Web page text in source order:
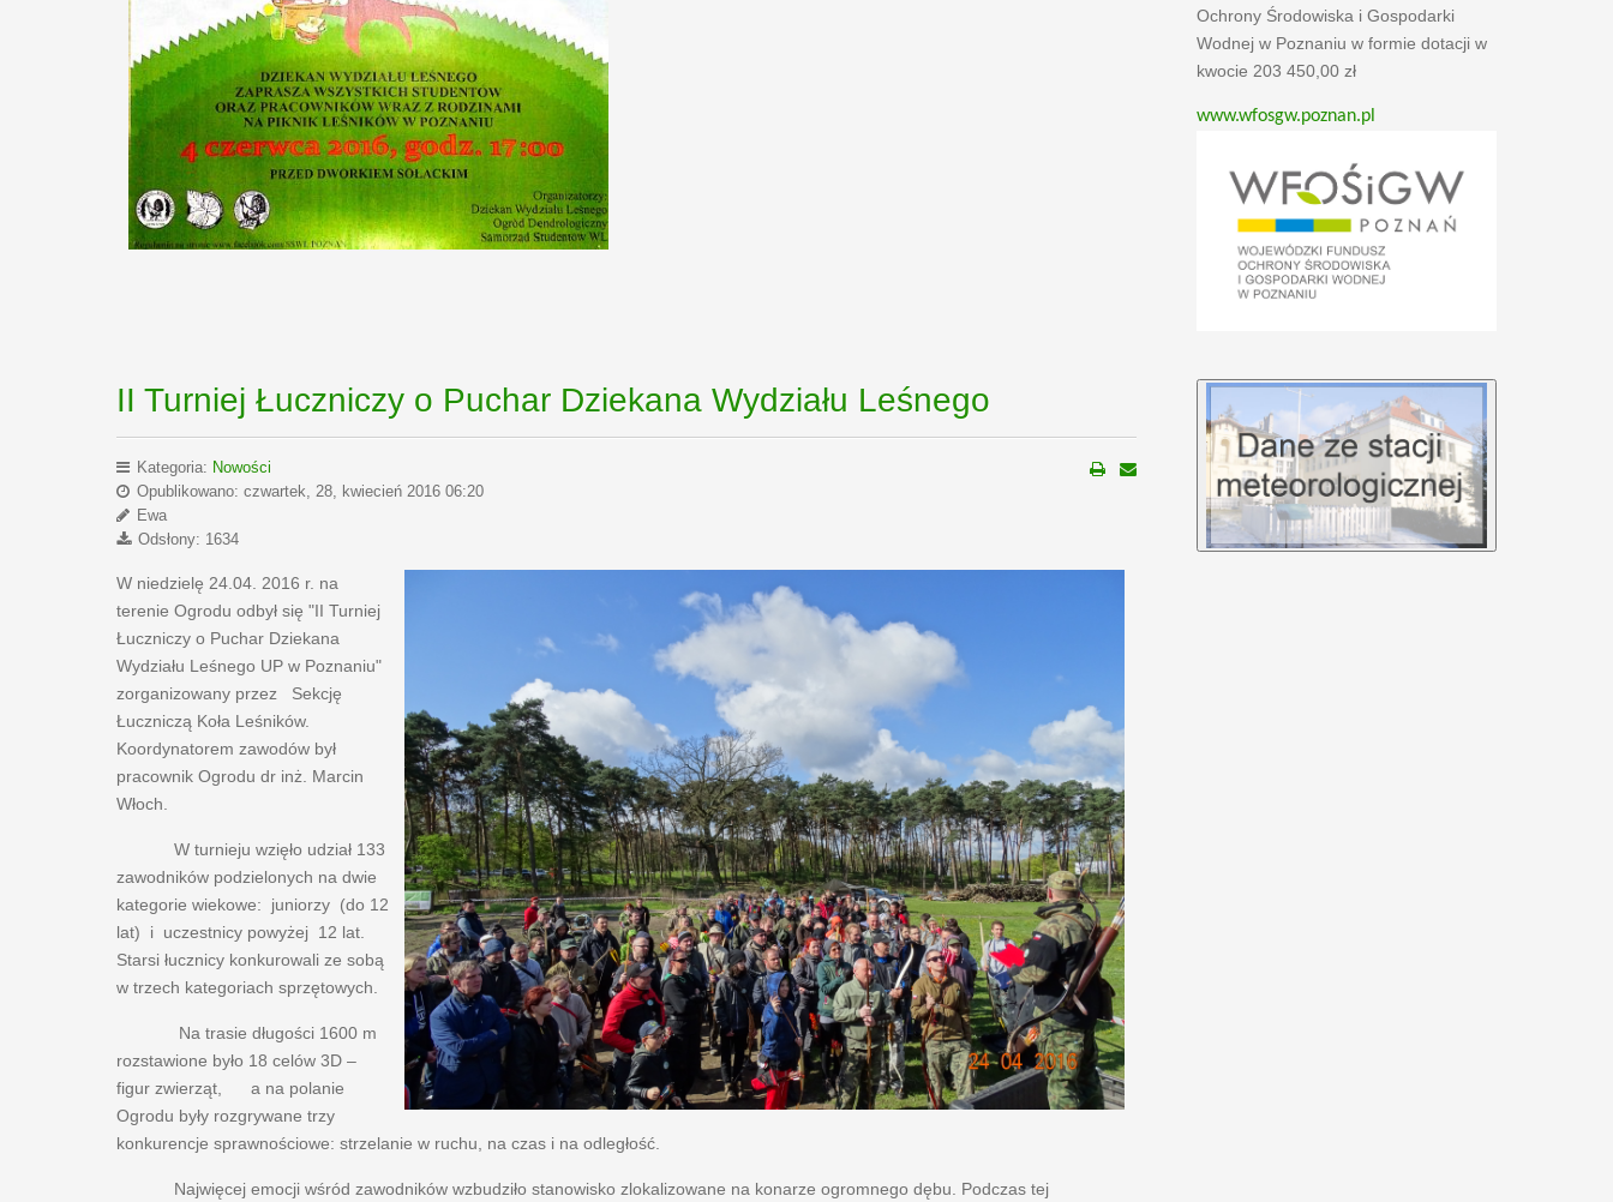
II Turniej Łuczniczy o Puchar Dziekana Wydziału Leśnego
Kategoria: Nowości
Opublikowano: czwartek, 28, kwiecień 2016 06:20
Ewa
Odsłony: 1634
W niedzielę 24.04. 2016 r. na
terenie Ogrodu odbył się "II Turniej
Łuczniczy o Puchar Dziekana
Wydziału Leśnego UP w Poznaniu"
zorganizowany przez Sekcję
Łuczniczą Koła Leśników.
Koordynatorem zawodów był
pracownik Ogrodu dr inż. Marcin
Włoch.
W turnieju wzięło udział 133
zawodników podzielonych na dwie
kategorie wiekowe: juniorzy (do 12
lat) i uczestnicy powyżej 12 lat.
Starsi łucznicy konkurowali ze sobą
w trzech kategoriach sprzętowych.
Na trasie długości 1600 m
rozstawione było 18 celów 3D –
figur zwierząt, a na polanie
Ogrodu były rozgrywane trzy
konkurencje sprawnościowe: strzelanie w ruchu, na czas i na odległość.
Najwięcej emocji wśród zawodników wzbudziło stanowisko zlokalizowane na konarze ogromnego dębu. Podczas tej
Ochrony Środowiska i Gospodarki
Wodnej w Poznaniu w formie dotacji w
kwocie 203 450,00 zł
www.wfosgw.poznan.pl